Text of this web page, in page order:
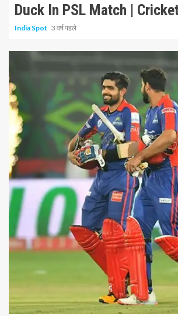
Duck In PSL Match |
India Spot 3 वर्ष पहले